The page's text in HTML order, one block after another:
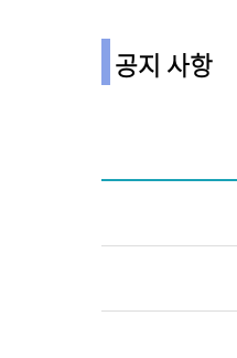
공지 사항